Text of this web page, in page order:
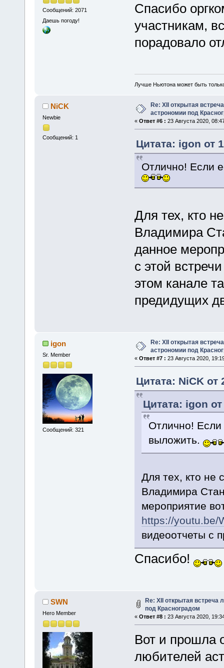
Сообщений: 2071
Даешь погоду!
Спасибо
участникам,
порадовало
Лучше Ньютона может быть
NiCK
Newbie
Сообщений: 1
Re: XII открытая
астрономии под
« Ответ #6 : 23 Августа 2020,
Цитата: igon от
Отлично! Если
Для тех, кто
Владимира
данное
с этой
этом канале
предидущих
igon
Sr. Member
Сообщений: 321
Re: XII открытая
астрономии под
« Ответ #7 : 23 Августа 2020,
Цитата: NiCK от
Цитата: igon
Отлично! Если
выложить.
Для тех, кто не
Владимира
мероприятие
https://youtu.be/
видеоотчеты с
Спасибо!
SWN
Hero Member
Re: XII открытая встреча
под Красноградом
« Ответ #8 : 23 Августа 2020,
Вот и прошла
любителей